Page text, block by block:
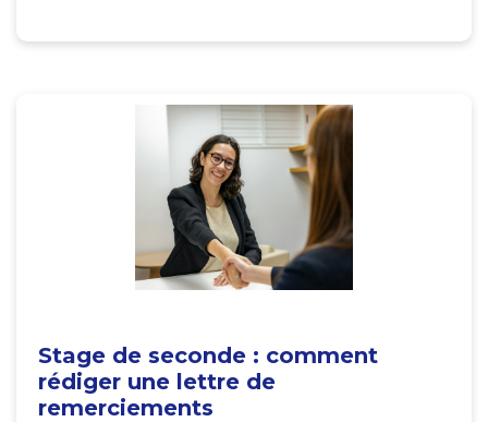
Stage de seconde : comment
rédiger une lettre de
remerciements